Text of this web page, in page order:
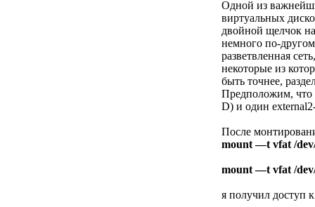
Одной из
виртуальных
двойной щелчок
немного по-
разветвленная
некоторые из
быть точнее,
Предположим, что
D) и один
После
mount —t vfat /
mount —t vfat /
я получил доступ